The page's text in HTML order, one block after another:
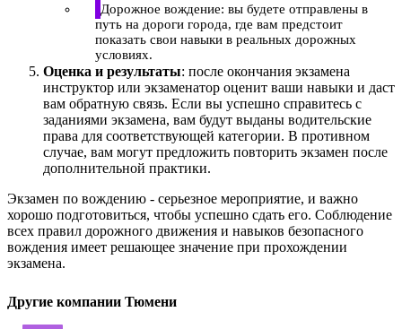
Дорожное вождение: вы будете отправлены в
путь на дороги города, где вам предстоит
показать свои навыки в реальных дорожных
условиях.
Оценка и результаты: после окончания экзамена
инструктор или экзаменатор оценит ваши навыки и даст
вам обратную связь. Если вы успешно справитесь с
заданиями экзамена, вам будут выданы водительские
права для соответствующей категории. В противном
случае, вам могут предложить повторить экзамен после
дополнительной практики.
Экзамен по вождению - серьезное мероприятие, и важно
хорошо подготовиться, чтобы успешно сдать его. Соблюдение
всех правил дорожного движения и навыков безопасного
вождения имеет решающее значение при прохождении
экзамена.
Другие компании Тюмени